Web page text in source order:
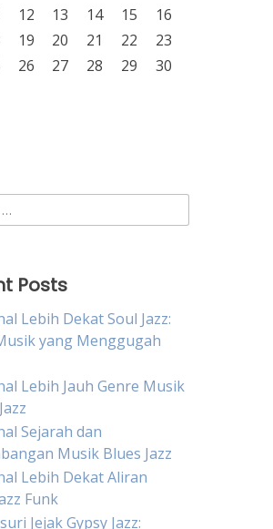
12 13 14 15
16
19 20 21 22
23
26 27 28 29
30
Posts
Lebih Dekat Soul Jazz:
yang Menggugah
Lebih Jauh Genre Musik
Sejarah dan
Musik Blues Jazz
Lebih Dekat Aliran
Funk
Jejak Gypsy Jazz: